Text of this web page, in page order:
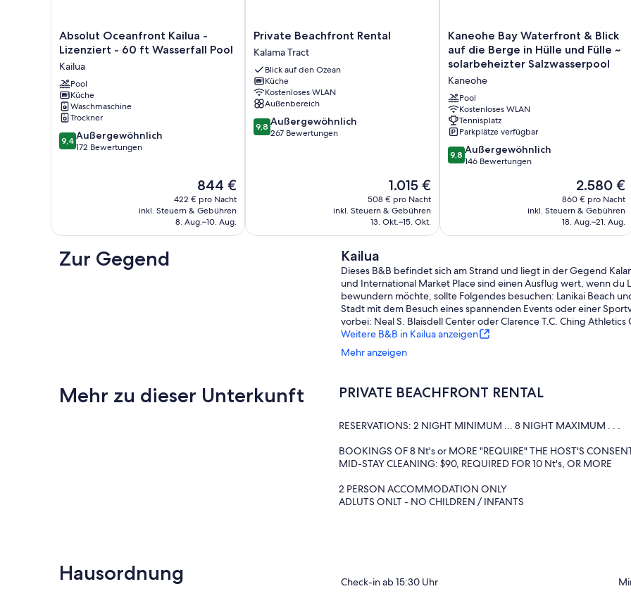
Absolut
Oceanfront
-
Lizenziert
-
60
ft
Wasserfall
Pool
Absolut Oceanfront Kailua -
Lizenziert - 60 ft Wasserfall Pool
Kailua
Pool
Küche
Waschmaschine
Trockner
9.4
von
9,4 Außergewöhnlich
172 Bewertungen
Der
Preis
beträgt
844 €
844 €
422 € pro Nacht
inkl. Steuern & Gebühren
8. Aug.–10. Aug.
Private
Beachfront
Rental
Kalama
Tract
Private Beachfront Rental
Kalama Tract
Blick auf den Ozean
Küche
Kostenloses WLAN
Außenbereich
9.8
von
9,8 Außergewöhnlich
267 Bewertungen
Der
Preis
beträgt
1.015 €
1.015 €
508 € pro Nacht
inkl. Steuern & Gebühren
13. Okt.–15. Okt.
Kaneohe
Bay
Waterfront
&
Blick
auf
die
Berge
in
Hülle
und
Kaneohe Bay Waterfront & Blick
auf die Berge in Hülle und Fülle ~
solarbeheizter Salzwasserpool
Kaneohe
Pool
Kostenloses WLAN
Tennisplatz
Parkplätze verfügbar
9.8
von
9,8 Außergewöhnlich
146 Bewertungen
Der
Preis
beträgt
2.580 €
2.580 €
860 € pro Nacht
inkl. Steuern & Gebühren
18. Aug.–21. Aug.
Zur Gegend Kailua
Dieses B&B befindet sich am Strand und liegt in der Gegend
und International Market Place sind einen Ausflug wert, wenn
bewundern möchte, sollte Folgendes besuchen: Lanikai Beach
Stadt mit dem Besuch eines spannenden Events oder einer
vorbei: Neal S. Blaisdell Center oder Clarence T.C. Ching Athletics
Weitere B&B in Kailua anzeigen
Mehr anzeigen
Mehr zu dieser Unterkunft PRIVATE BEACHFRONT RENTAL
RESERVATIONS: 2 NIGHT MINIMUM ... 8 NIGHT MAXIMUM . . .
BOOKINGS OF 8 Nt's or MORE "REQUIRE" THE HOST'S
MID-STAY CLEANING: $90, REQUIRED FOR 10 Nt's, OR MORE
2 PERSON ACCOMMODATION ONLY
ADLUTS ONLT - NO CHILDREN / INFANTS
private entrance and convenient FREE parking on driveway just
Hausordnung Check-in ab 15:30 Uhr